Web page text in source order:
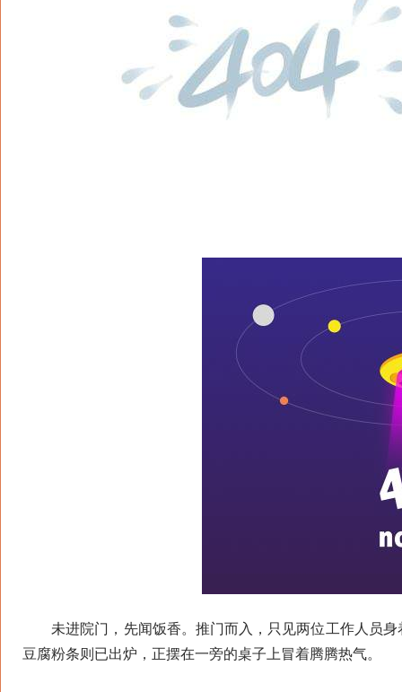
未进院门，先闻饭香。推门而入，只见两位工作人员身
豆腐粉条则已出炉，正摆在一旁的桌子上冒着腾腾热气。